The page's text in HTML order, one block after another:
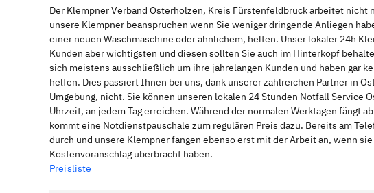
Der Klempner Verband Osterholzen, Kreis Fürstenfeldbruck arbeitet nicht
unsere Klempner beanspruchen wenn Sie weniger dringende Anliegen
einer neuen Waschmaschine oder ähnlichem, helfen. Unser lokaler 24h
Kunden aber wichtigsten und diesen sollten Sie auch im Hinterkopf
sich meistens ausschließlich um ihre jahrelangen Kunden und haben gar
helfen. Dies passiert Ihnen bei uns, dank unserer zahlreichen Partner in
Umgebung, nicht. Sie können unseren lokalen 24 Stunden Notfall Service
Uhrzeit, an jedem Tag erreichen. Während der normalen Werktagen fängt
kommt eine Notdienstpauschale zum regulären Preis dazu. Bereits am
durch und unsere Klempner fangen ebenso erst mit der Arbeit an, wenn
Kostenvoranschlag überbracht haben.
Preisliste